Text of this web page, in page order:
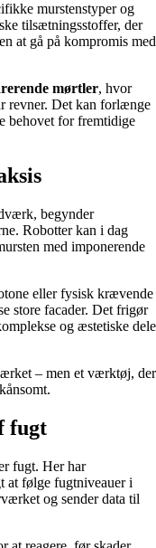
murstenstyper og
tilsætningsstoffer, der
at gå på kompromis med
mørtler, hvor
revner. Det kan forlænge
behovet for fremtidige
begynder
Robotter kan i dag
med imponerende
eller fysisk krævende
store facader. Det frigør
og æstetiske dele
– men et værktøj, der
fugt
fugt. Her har
at følge fugtniveauer i
og sender data til